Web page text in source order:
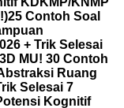
25 Contoh Soal
+ Trik Selesai
MU! 30 Contoh
Ruang
Selesai 7
Kognitif